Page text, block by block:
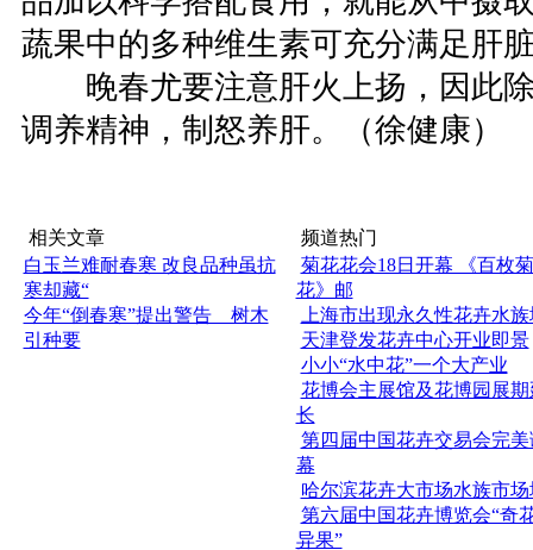
蔬果中的多种维生素可充分满足肝
晚春尤要注意肝火上扬，因此除
调养精神，制怒养肝。（徐健康）
相关文章
白玉兰难耐春寒 改良品种虽抗
寒却藏“
今年“倒春寒”提出警告 树木
引种要
频道热门
菊花花会18日开幕 《百枚菊
花》邮
上海市出现永久性花卉水族
天津登发花卉中心开业即景
小小“水中花”一个大产业
花博会主展馆及花博园展期
长
第四届中国花卉交易会完美
幕
哈尔滨花卉大市场水族市场
第六届中国花卉博览会“奇
异果”